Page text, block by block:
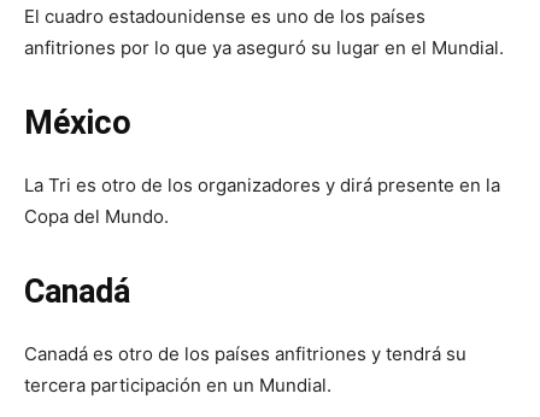
El cuadro estadounidense es uno de los países
anfitriones por lo que ya aseguró su lugar en el Mundial.
México
La Tri es otro de los organizadores y dirá presente en la
Copa del Mundo.
Canadá
Canadá es otro de los países anfitriones y tendrá su
tercera participación en un Mundial.